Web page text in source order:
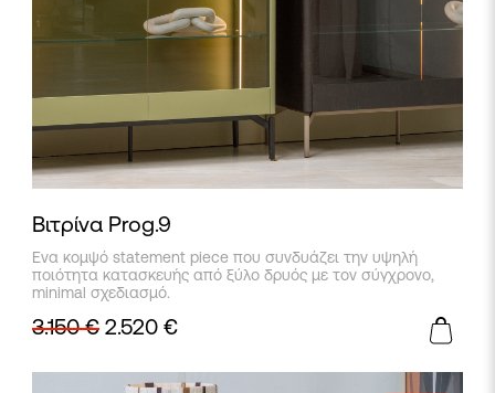
Βιτρίνα Prog.9
Ενα κομψό statement piece που συνδυάζει την υψηλή
ποιότητα κατασκευής από ξύλο δρυός με τον σύγχρονο,
minimal σχεδιασμό.
3.150€ 2.520 €